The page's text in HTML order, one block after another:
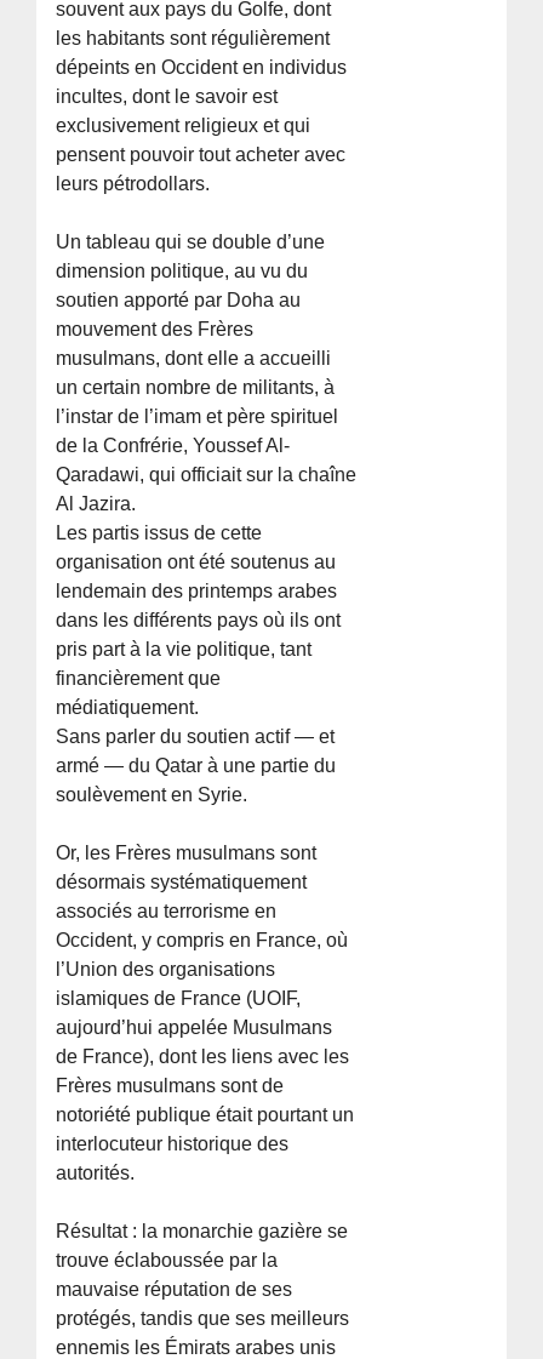
souvent aux pays du Golfe, dont
les habitants sont régulièrement
dépeints en Occident en individus
incultes, dont le savoir est
exclusivement religieux et qui
pensent pouvoir tout acheter avec
leurs pétrodollars.
Un tableau qui se double d’une
dimension politique, au vu du
soutien apporté par Doha au
mouvement des Frères
musulmans, dont elle a accueilli
un certain nombre de militants, à
l’instar de l’imam et père spirituel
de la Confrérie, Youssef Al-
Qaradawi, qui officiait sur la chaîne
Al Jazira.
Les partis issus de cette
organisation ont été soutenus au
lendemain des printemps arabes
dans les différents pays où ils ont
pris part à la vie politique, tant
financièrement que
médiatiquement.
Sans parler du soutien actif — et
armé — du Qatar à une partie du
soulèvement en Syrie.
Or, les Frères musulmans sont
désormais systématiquement
associés au terrorisme en
Occident, y compris en France, où
l’Union des organisations
islamiques de France (UOIF,
aujourd’hui appelée Musulmans
de France), dont les liens avec les
Frères musulmans sont de
notoriété publique était pourtant un
interlocuteur historique des
autorités.
Résultat : la monarchie gazière se
trouve éclaboussée par la
mauvaise réputation de ses
protégés, tandis que ses meilleurs
ennemis les Émirats arabes unis